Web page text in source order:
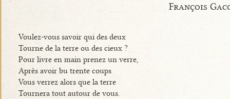
François
Voulez-vous savoir qui des deux
Tourne de la terre ou des cieux ?
Pour livre en main prenez un verre,
Après avoir bu trente coups
Vous verrez alors que la terre
Tournera tout autour de vous.